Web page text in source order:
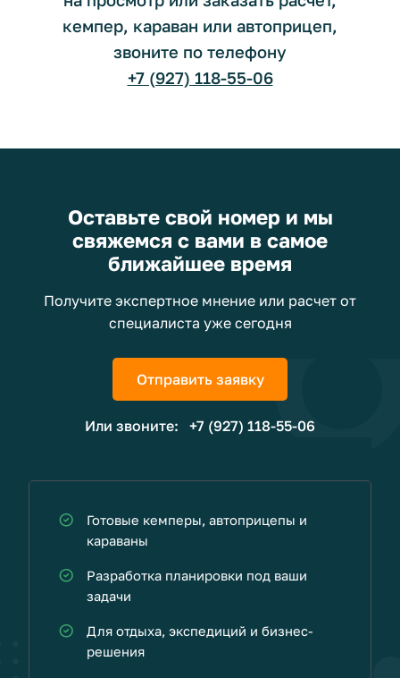
кемпер, караван или автоприцеп,
звоните по телефону
+7 (927) 118-55-06
Оставьте свой номер и мы
свяжемся с вами в самое
ближайшее время
Получите экспертное мнение или расчет от
специалиста уже сегодня
Отправить заявку
Или звоните: +7 (927) 118-55-06
Готовые кемперы, автоприцепы и
караваны
Разработка планировки под ваши
задачи
Для отдыха, экспедиций и бизнес-
решения